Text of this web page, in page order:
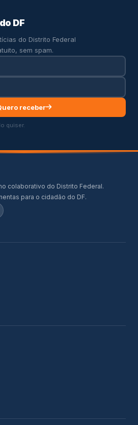
DF
do Distrito Federal
sem spam.
receber
quiser.
colaborativo do Distrito Federal.
para o cidadão do DF.